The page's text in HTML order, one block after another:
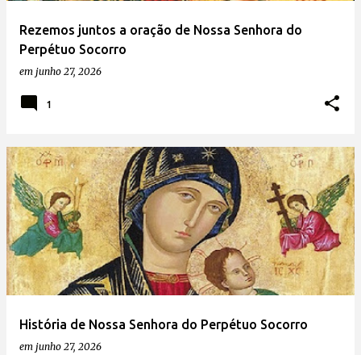
Rezemos juntos a oração de Nossa Senhora do
Perpétuo Socorro
em junho 27, 2026
1
História de Nossa Senhora do Perpétuo Socorro
em junho 27, 2026